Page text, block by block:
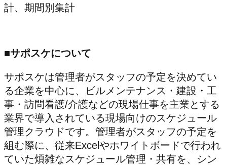
計、期間別集計
■サポスケについて
サポスケは管理者がスタッフの予定を決めてい
る企業を中心に、ビルメンテナンス・建設・工
事・訪問看護/介護などの現場仕事を主業とする
業界で導入されている現場向けのスケジュール
管理クラウドです。管理者がスタッフの予定を
組む際に、従来Excelやホワイトボードで行われ
ていた煩雑なスケジュール管理・共有を、シン